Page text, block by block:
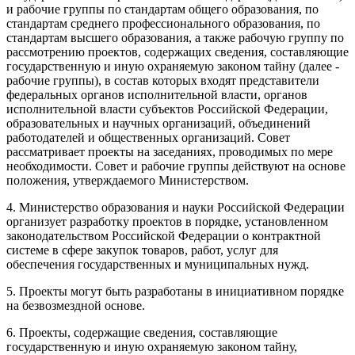
и рабочие группы по стандартам общего образования, по
стандартам среднего профессионального образования, по
стандартам высшего образования, а также рабочую группу по
рассмотрению проектов, содержащих сведения, составляющие
государственную и иную охраняемую законом тайну (далее -
рабочие группы), в состав которых входят представители
федеральных органов исполнительной власти, органов
исполнительной власти субъектов Российской Федерации,
образовательных и научных организаций, объединений
работодателей и общественных организаций. Совет
рассматривает проекты на заседаниях, проводимых по мере
необходимости. Совет и рабочие группы действуют на основе
положения, утверждаемого Министерством.
4. Министерство образования и науки Российской Федерации
организует разработку проектов в порядке, установленном
законодательством Российской Федерации о контрактной
системе в сфере закупок товаров, работ, услуг для
обеспечения государственных и муниципальных нужд.
5. Проекты могут быть разработаны в инициативном порядке
на безвозмездной основе.
6. Проекты, содержащие сведения, составляющие
государственную и иную охраняемую законом тайну,